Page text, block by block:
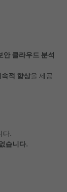
안 클라우드 분석
적 향상을 제공
다.
습니다.